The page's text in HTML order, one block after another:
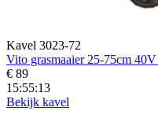
Kavel 3023-72
Vito grasmaaier 25-75cm
€ 89
15:55:11
Bekijk kavel